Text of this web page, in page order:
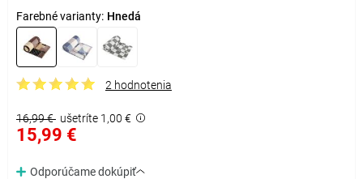
Farebné varianty: Hnedá
2 hodnotenia
16,99 € ušetríte 1,00 €
15,99 €
Odporúčame dokúpiť